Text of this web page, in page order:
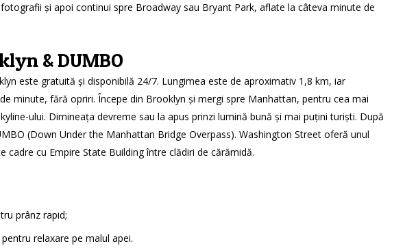
și apoi continui spre Broadway sau Bryant Park, aflate la câteva minute de
& DUMBO
este gratuită și disponibilă 24/7. Lungimea este de aproximativ 1,8 km, iar
minute, fără opriri. Începe din Brooklyn și mergi spre Manhattan, pentru cea mai
ului. Dimineața devreme sau la apus prinzi lumină bună și mai puțini turiști. După
(Down Under the Manhattan Bridge Overpass). Washington Street oferă unul
cadre cu Empire State Building între clădiri de cărămidă.
prânz rapid;
relaxare pe malul apei.